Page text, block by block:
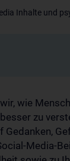
Inhalte und
wie
zu
Media-